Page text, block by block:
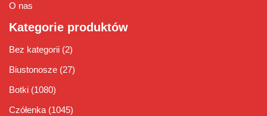
O nas
Kategorie produktów
Bez kategorii (2)
Biustonosze (27)
Botki (1080)
Czółenka (1045)